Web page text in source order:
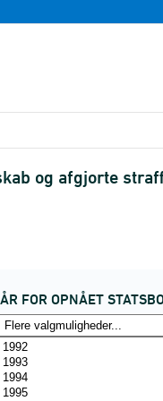
og afgjorte
ÅR FOR OPNÅET